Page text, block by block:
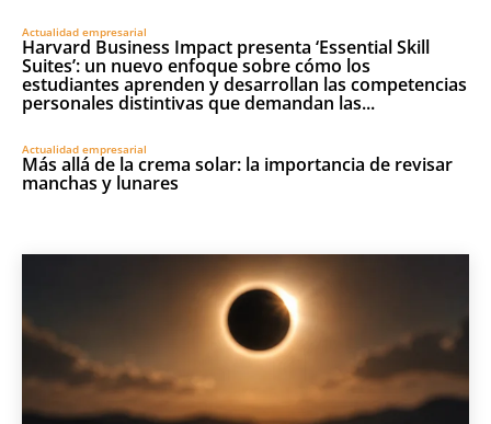
Actualidad empresarial
Harvard Business Impact presenta ‘Essential Skill
Suites’: un nuevo enfoque sobre cómo los
estudiantes aprenden y desarrollan las competencias
personales distintivas que demandan las...
Actualidad empresarial
Más allá de la crema solar: la importancia de revisar
manchas y lunares